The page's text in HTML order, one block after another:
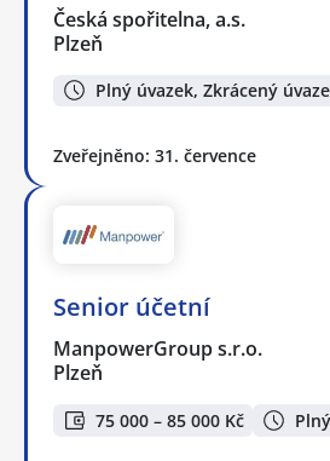
Česká spořitelna, a.s.
Plzeň
Plný úvazek, Zkrácený
Zveřejněno: 31. července
Senior účetní
ManpowerGroup s.r.o.
Plzeň
75 000 – 85 000 Kč